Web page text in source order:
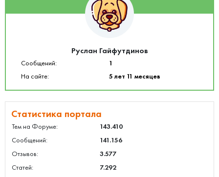
Руслан Гайфутдинов
Сообщений:
1
На сайте:
5 лет 11 месяцев
Статистика портала
Тем на Форуме:
143.410
Сообщений:
141.156
Отзывов:
3.577
Статей:
7.292